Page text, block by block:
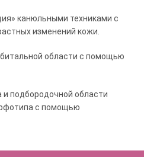
канюльными техниками с
изменений кожи.
области с помощью
и подбородочной области
с помощью